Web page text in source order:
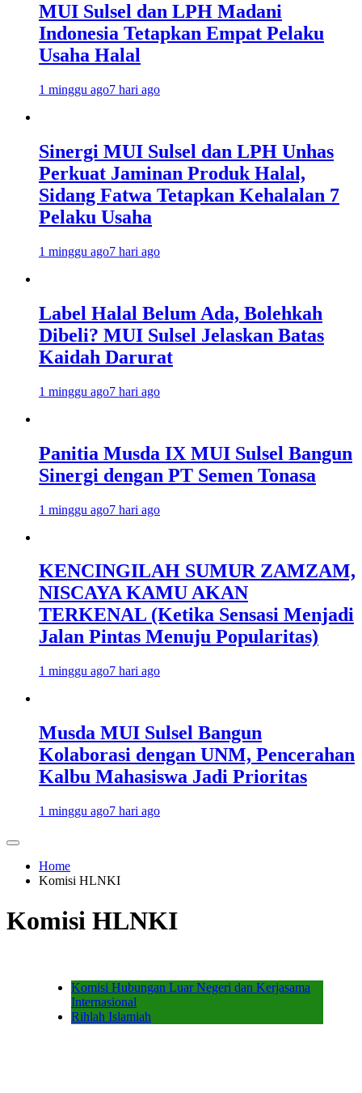
MUI Sulsel dan LPH Madani
Indonesia Tetapkan Empat Pelaku
Usaha Halal
1 minggu ago7 hari ago
Sinergi MUI Sulsel dan LPH Unhas
Perkuat Jaminan Produk Halal,
Sidang Fatwa Tetapkan Kehalalan 7
Pelaku Usaha
1 minggu ago7 hari ago
Label Halal Belum Ada, Bolehkah
Dibeli? MUI Sulsel Jelaskan Batas
Kaidah Darurat
1 minggu ago7 hari ago
Panitia Musda IX MUI Sulsel Bangun
Sinergi dengan PT Semen Tonasa
1 minggu ago7 hari ago
KENCINGILAH SUMUR ZAMZAM,
NISCAYA KAMU AKAN
TERKENAL (Ketika Sensasi Menjadi
Jalan Pintas Menuju Popularitas)
1 minggu ago7 hari ago
Musda MUI Sulsel Bangun
Kolaborasi dengan UNM, Pencerahan
Kalbu Mahasiswa Jadi Prioritas
1 minggu ago7 hari ago
Home
Komisi HLNKI
Komisi HLNKI
Komisi Hubungan Luar Negeri dan Kerjasama
Internasional
Rihlah Islamiah